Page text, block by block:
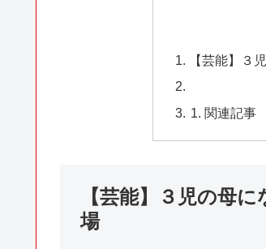
【芸能】３
関連記事
【芸能】３児の母
場